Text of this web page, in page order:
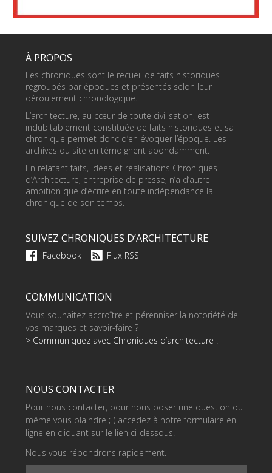
À PROPOS
Les chroniques sont le recueil de faits historiques
regroupés par époques et présentés selon leur
déroulement chronologique.
L’architecture, au cœur de toute civilisation, est
indubitablement constituée de faits historiques et sa
chronique permet donc d’en évoquer l’époque. Les
archives du site en témoignent abondamment.
En relatant faits, idées et réalisations Chroniques
d’Architecture, entreprise de presse, n’a d’autre
ambition que d’écrire en toute indépendance la
chronique de son temps.
SUIVEZ CHRONIQUES D’ARCHITECTURE
Facebook Flux RSS
COMMUNICATION
Vous souhaitez accroître et pérenniser la notoriété de
vos marques et savoir-faire ?
> Communiquez avec Chroniques d’architecture !
NOUS CONTACTER
Pour nous contacter, pour nous poser une question ou
même vous plaindre ;-) accédez à notre formulaire en
ligne en cliquant sur le lien ci-dessous.
Nous vous répondrons rapidement.